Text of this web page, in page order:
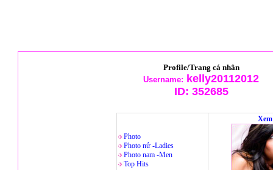
Profile/Trang cá nhân
Username: kelly20112012
ID: 352685
Photo
Photo nử -Ladies
Photo nam -Men
Top Hits